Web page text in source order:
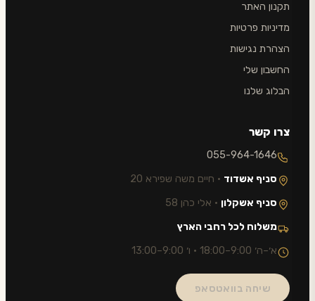
תקנון האתר
מדיניות פרטיות
הצהרת נגישות
החשבון שלי
הבלוג שלנו
צרו קשר
055-964-1646
סניף אשדוד · חיים משה שפירא 20
סניף אשקלון · אלי כהן 58
משלוח לכל רחבי הארץ
א׳–ה׳ 9:00–18:00 · ו׳ 9:00–13:00
שיחה בוואטסאפ